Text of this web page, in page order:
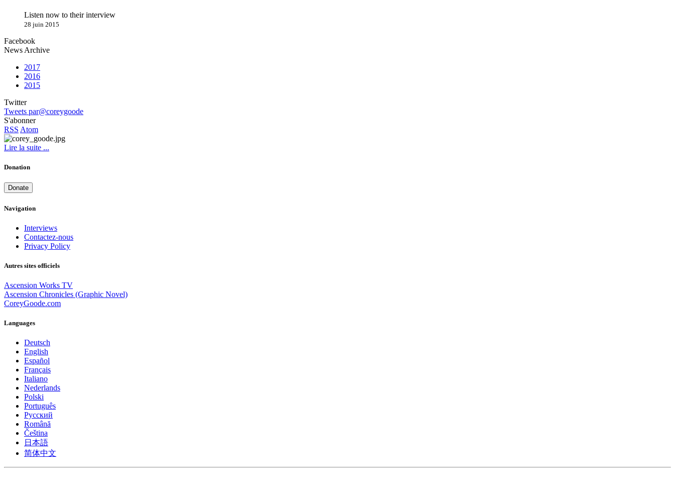
Listen now to their interview
28 juin 2015
Facebook
News Archive
2017
2016
2015
Twitter
Tweets par@coreygoode
S'abonner
RSS Atom
Lire la suite ...
Donation
Donate
Navigation
Interviews
Contactez-nous
Privacy Policy
Autres sites officiels
Ascension Works TV
Ascension Chronicles (Graphic Novel)
CoreyGoode.com
Languages
Deutsch
English
Español
Français
Italiano
Nederlands
Polski
Português
Pусский
Română
Čeština
日本語
简体中文